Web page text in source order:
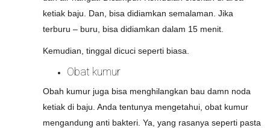
ketiak baju. Dan, bisa didiamkan semalaman. Jika
terburu – buru, bisa didiamkan dalam 15 menit.
Kemudian, tinggal dicuci seperti biasa.
Obat kumur
Obah kumur juga bisa menghilangkan bau damn noda
ketiak di baju. Anda tentunya mengetahui, obat kumur
mengandung anti bakteri. Ya, yang rasanya seperti pasta